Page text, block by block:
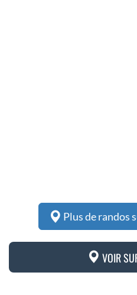
Plus de randos
VOIR